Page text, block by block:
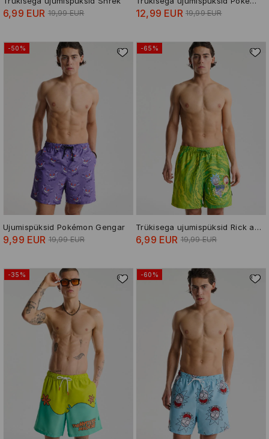
6,99 EUR 19,99 EUR 12,99 EUR 19,99 EUR
-50%
Ujumispüksid Pokémon Gengar
9,99 EUR 19,99 EUR
-65%
Trükisega ujumispüksid Rick and Morty
6,99 EUR 19,99 EUR
-35% -60%